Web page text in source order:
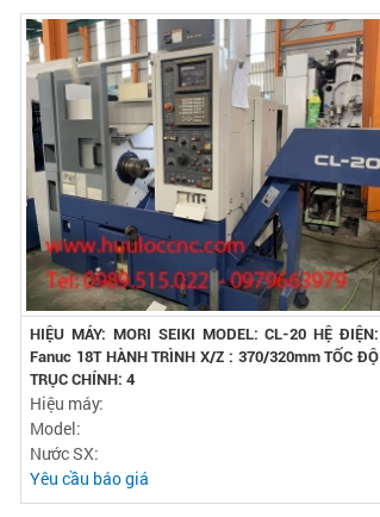
HIỆU MÁY: MORI SEIKI MODEL: CL-20 HỆ ĐIỆN:
Fanuc 18T HÀNH TRÌNH X/Z : 370/320mm TỐC ĐỘ
TRỤC CHÍNH: 4
Hiệu máy:
Model:
Nước SX:
Yêu cầu báo giá